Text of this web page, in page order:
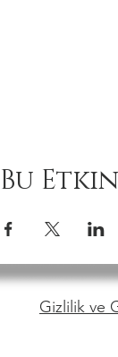
Bu
Gizlilik ve